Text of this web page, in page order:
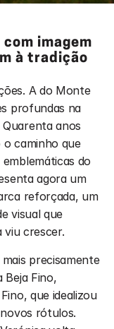
imagem
à tradição
A do Monte
profundas na
Quarenta anos
o caminho que
do
agora um
reforçada, um
visual que
viu crescer.
precisamente
Beja Fino,
que idealizou
rótulos.